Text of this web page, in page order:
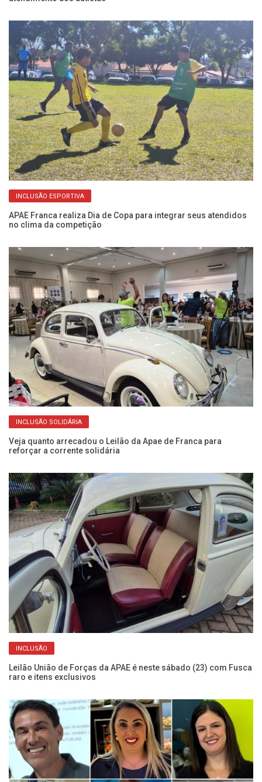
INCLUSÃO ESPORTIVA
APAE Franca realiza Dia de Copa para integrar seus atendidos
no clima da competição
INCLUSÃO SOLIDÁRIA
Veja quanto arrecadou o Leilão da Apae de Franca para
reforçar a corrente solidária
INCLUSÃO
Leilão União de Forças da APAE é neste sábado (23) com Fusca
raro e itens exclusivos